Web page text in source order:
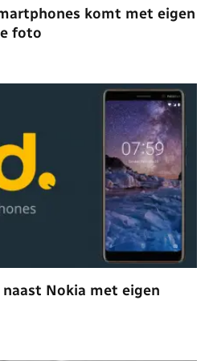
komt met eigen
foto
Nokia met eigen